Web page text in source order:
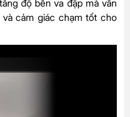
độ bền va đập mà vẫn
cảm giác chạm tốt cho